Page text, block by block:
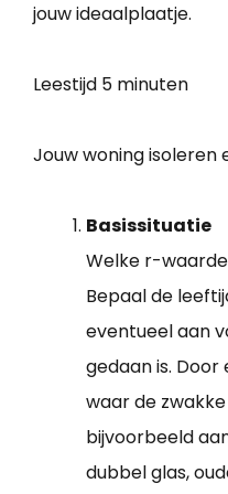
jouw ideaalplaatje.
Leestijd 5 minuten
Jouw woning isoleren
Basissituatie
Welke r-
Bepaal de
eventueel aan
gedaan is.
waar de
bijvoorbeeld
dubbel glas,